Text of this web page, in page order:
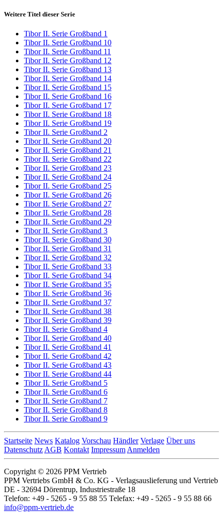
Weitere Titel dieser Serie
Tibor II. Serie Großband 1
Tibor II. Serie Großband 10
Tibor II. Serie Großband 11
Tibor II. Serie Großband 12
Tibor II. Serie Großband 13
Tibor II. Serie Großband 14
Tibor II. Serie Großband 15
Tibor II. Serie Großband 16
Tibor II. Serie Großband 17
Tibor II. Serie Großband 18
Tibor II. Serie Großband 19
Tibor II. Serie Großband 2
Tibor II. Serie Großband 20
Tibor II. Serie Großband 21
Tibor II. Serie Großband 22
Tibor II. Serie Großband 23
Tibor II. Serie Großband 24
Tibor II. Serie Großband 25
Tibor II. Serie Großband 26
Tibor II. Serie Großband 27
Tibor II. Serie Großband 28
Tibor II. Serie Großband 29
Tibor II. Serie Großband 3
Tibor II. Serie Großband 30
Tibor II. Serie Großband 31
Tibor II. Serie Großband 32
Tibor II. Serie Großband 33
Tibor II. Serie Großband 34
Tibor II. Serie Großband 35
Tibor II. Serie Großband 36
Tibor II. Serie Großband 37
Tibor II. Serie Großband 38
Tibor II. Serie Großband 39
Tibor II. Serie Großband 4
Tibor II. Serie Großband 40
Tibor II. Serie Großband 41
Tibor II. Serie Großband 42
Tibor II. Serie Großband 43
Tibor II. Serie Großband 44
Tibor II. Serie Großband 5
Tibor II. Serie Großband 6
Tibor II. Serie Großband 7
Tibor II. Serie Großband 8
Tibor II. Serie Großband 9
Startseite News Katalog Vorschau Händler Verlage Über uns
Datenschutz AGB Kontakt Impressum Anmelden
Copyright © 2026 PPM Vertrieb
PPM Vertriebs GmbH & Co. KG - Verlagsauslieferung und Vertrieb
DE - 32694 Dörentrup, Industriestraße 18
Telefon: +49 - 5265 - 9 55 88 55 Telefax: +49 - 5265 - 9 55 88 66
info@ppm-vertrieb.de